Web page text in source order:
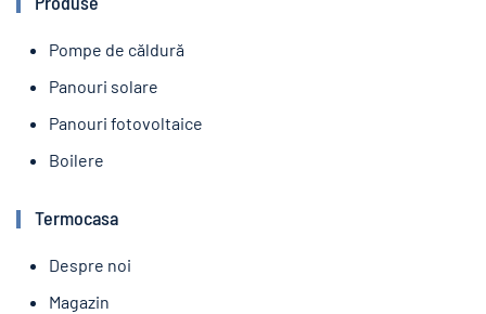
Pompe de căldură
Panouri solare
Panouri fotovoltaice
Boilere
Termocasa
Despre noi
Magazin